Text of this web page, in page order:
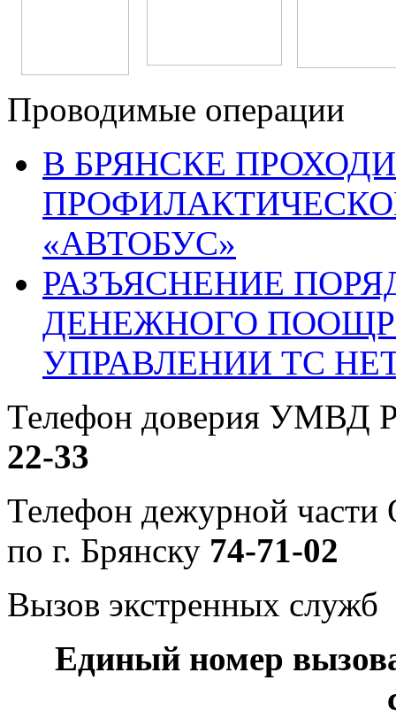
Проводимые операции
В БРЯНСКЕ
«АВТОБУС»
РАЗЪЯСНЕНИЕ
ДЕНЕЖНОГО
УПРАВЛЕНИИ ТС
Телефон доверия УМВД
22-33
Телефон дежурной
по г. Брянску 74-71-02
Вызов экстренных служб
Единый номер